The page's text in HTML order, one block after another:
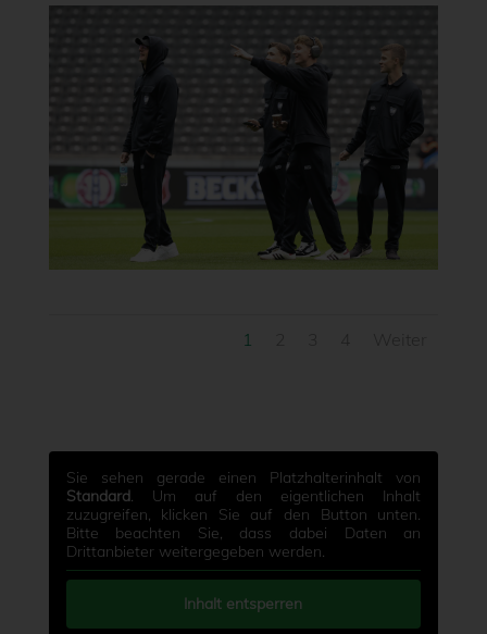
1
Sie sehen gerade einen Platzhalterinhalt von
Standard. Um auf den eigentlichen Inhalt
zuzugreifen, klicken Sie auf den Button unten.
Bitte beachten Sie, dass dabei Daten an
Drittanbieter weitergegeben werden.
Inhalt entsperren